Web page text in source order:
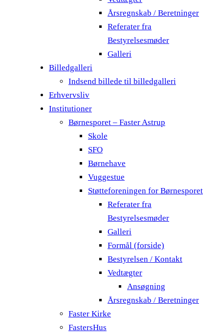
Årsregnskab / Beretninger
Referater fra
Bestyrelsesmøder
Galleri
Billedgalleri
Indsend billede til billedgalleri
Erhvervsliv
Institutioner
Børnesporet – Faster Astrup
Skole
SFO
Børnehave
Vuggestue
Støtteforeningen for Børnesporet
Referater fra
Bestyrelsesmøder
Galleri
Formål (forside)
Bestyrelsen / Kontakt
Vedtægter
Ansøgning
Årsregnskab / Beretninger
Faster Kirke
FastersHus